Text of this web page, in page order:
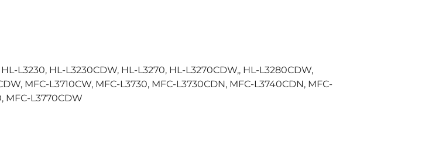
HL-L3230, HL-L3230CDW, HL-L3270, HL-L3270CDW,, HL-L3280CDW,
MFC-L3710CW, MFC-L3730, MFC-L3730CDN, MFC-L3740CDN, MFC-
MFC-L3770CDW